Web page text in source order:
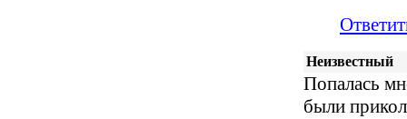
Неизвестный
Попалась
были